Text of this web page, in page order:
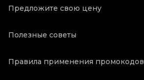
Предложите свою цену
Полезные советы
Правила применения промокодов